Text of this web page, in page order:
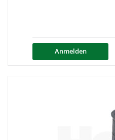
Anmelden